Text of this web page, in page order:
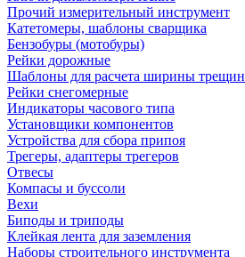
Прочий измерительный инструмент
Катетомеры, шаблоны сварщика
Бензобуры (мотобуры)
Рейки дорожные
Шаблоны для расчета ширины трещин
Рейки снегомерные
Индикаторы часового типа
Установщики компонентов
Устройства для сбора припоя
Трегеры, адаптеры трегеров
Отвесы
Компасы и буссоли
Вехи
Биподы и триподы
Клейкая лента для заземления
Наборы строительного инструмента